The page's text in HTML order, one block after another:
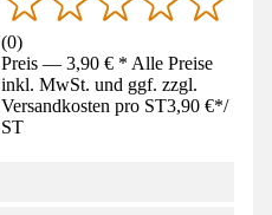
(0)
Preis — 3,90 € * Alle Preise
inkl. MwSt. und ggf. zzgl.
Versandkosten pro ST3,90 €*/
ST